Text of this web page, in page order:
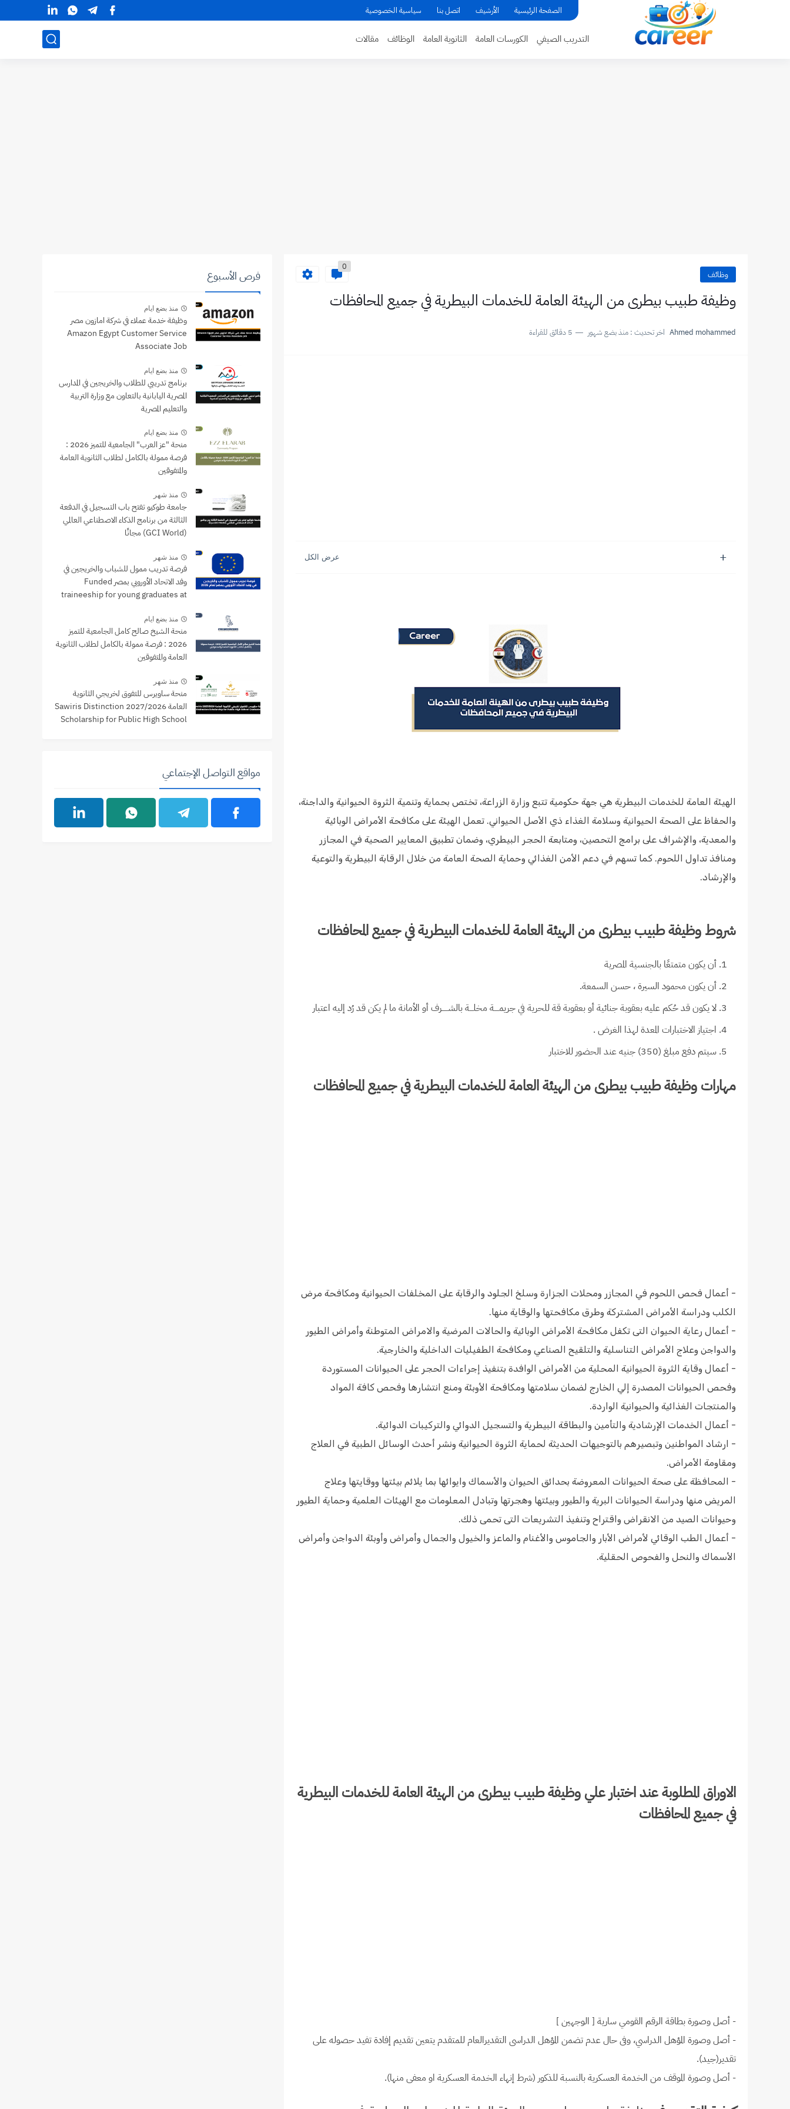
الصفحة الرئيسية الأرشيف اتصل بنا سياسية الخصوصية
التدريب الصيفي الكورسات العامة الثانوية العامة الوظائف مقالات
وظائف
0
وظيفة طبيب بيطرى من الهيئة العامة للخدمات البيطرية في جميع المحافظات
Ahmed mohammed اخر تحديث : منذ بضع شهور 5 دقائق للقراءة
الهيئة العامة للخدمات البيطرية هي جهة حكومية تتبع وزارة الزراعة، تختص بحماية وتنمية الثروة الحيوانية والداجنة،
والحفاظ على الصحة الحيوانية وسلامة الغذاء ذي الأصل الحيواني. تعمل الهيئة على مكافحة الأمراض الوبائية
والمعدية، والإشراف على برامج التحصين، ومتابعة الحجر البيطري، وضمان تطبيق المعايير الصحية في المجازر
ومنافذ تداول اللحوم. كما تسهم في دعم الأمن الغذائي وحماية الصحة العامة من خلال الرقابة البيطرية والتوعية
والإرشاد.
شروط وظيفة طبيب بيطرى من الهيئة العامة للخدمات البيطرية في جميع المحافظات
أن يكون متمتعًا بالجنسية المصرية
أن يكون محمود السيرة ، حسن السمعة.
لا يكون قد حُكم عليه بعقوبة جنائية أو بعقوبة قة للحرية في جريمــــة مخلـــة بالشـــــرف أو الأمانة ما لم يكن قد رُد إليه اعتبار
اجتياز الاختبارات المعدة لهذا الغرض .
سيتم دفع مبلغ (350) جنيه عند الحضور للاختبار
مهارات وظيفة طبيب بيطرى من الهيئة العامة للخدمات البيطرية في جميع المحافظات
- أعمال فحص اللحوم في المجازر ومحلات الجزارة وسلخ الجلود والرقابة على المخلفات الحيوانية ومكافحة مرض
الكلب ودراسة الأمراض المشتركة وطرق مكافحتها والوقاية منها.
- أعمال رعاية الحيوان التى تكفل مكافحة الأمراض الوبائية والحالات المرضية والامراض المتوطنة وأمراض الطيور
والدواجن وعلاج الأمراض التناسلية والتلقيح الصناعي ومكافحة الطفيليات الداخلية والخارجية.
- أعمال وقاية الثروة الحيوانية المحلية من الأمراض الوافدة بتنفيذ إجراءات الحجر على الحيوانات المستوردة
وفحص الحيوانات المصدرة إلي الخارج لضمان سلامتها ومكافحة الأوبئة ومنع انتشارها وفحص كافة المواد
والمنتجات الغذائية والحيوانية الواردة.
- أعمال الخدمات الإرشادية والتأمين والبطاقة البيطرية والتسجيل الدوائي والتركيبات الدوائية.
- ارشاد المواطنين وتبصيرهم بالتوجيهات الحديثة لحماية الثروة الحيوانية ونشر أحدث الوسائل الطبية في العلاج
ومقاومة الأمراض.
- المحافظة على صحة الحيوانات المعروضة بحدائق الحيوان والأسماك وايوائها بما يلائم بيئتها ووقايتها وعلاج
المريض منها ودراسة الحيوانات البرية والطيور وبيئتها وهجرتها وتبادل المعلومات مع الهيئات العلمية وحماية الطيور
وحيوانات الصيد من الانقراض واقتراح وتنفيذ التشريعات التى تحمى ذلك.
- أعمال الطب الوقائي لأمراض الأبار والجاموس والأغنام والماعز والخيول والجمال وأمراض وأوبئة الدواجن وأمراض
الأسماك والنحل والفحوص الحقلية.
الاوراق المطلوبة عند اختبار علي وظيفة طبيب بيطرى من الهيئة العامة للخدمات البيطرية
في جميع المحافظات
- أصل وصورة بطاقة الرقم القومي سارية [ الوجهين ]
- أصل وصورة المؤهل الدراسي، وفى حال عدم تضمن المؤهل الدراسى التقديرالعام للمتقدم يتعين تقديم إفادة تفيد حصوله على
تقدير(جيد).
- أصل وصورة الموقف من الخدمة العسكرية بالنسبة للذكور (شرط إنهاء الخدمة العسكرية او معفى منها).
فرص الأسبوع
منذ بضع ايام
وظيفة خدمة عملاء في شركة امازون مصر
Amazon Egypt Customer Service
Associate Job
منذ بضع ايام
برنامج تدريبي للطلاب والخريجين في المدارس
المصرية اليابانية بالتعاون مع وزارة التربية
والتعليم المصرية
منذ بضع ايام
منحة "عز العرب" الجامعية للتميز 2026 :
فرصة ممولة بالكامل لطلاب الثانوية العامة
والمتفوقين
منذ شهر
جامعة طوكيو تفتح باب التسجيل في الدفعة
الثالثة من برنامج الذكاء الاصطناعي العالمي
(GCI World) مجانًا
منذ شهر
فرصة تدريب ممول للشباب والخريجين في
وفد الاتحاد الأوروبي بمصر Funded
traineeship for young graduates at
منذ بضع ايام
منحة الشيخ صالح كامل الجامعية للتميز
2026 : فرصة ممولة بالكامل لطلاب الثانوية
العامة والمتفوقين
منذ شهر
منحة ساويرس للتفوق لخريجي الثانوية
العامة 2027/2026 Sawiris Distinction
Scholarship for Public High School
مواقع التواصل الإجتماعي